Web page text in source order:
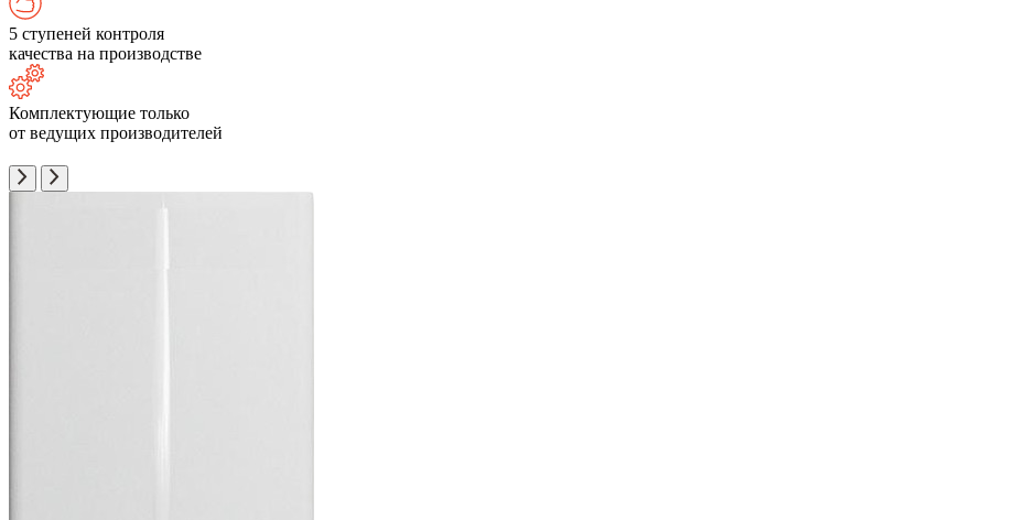
5 ступеней контроля
качества на производстве
Комплектующие только
от ведущих производителей